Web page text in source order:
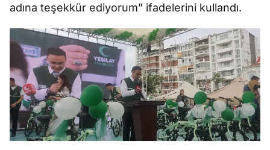
adına teşekkür ediyorum” ifadelerini kullandı.